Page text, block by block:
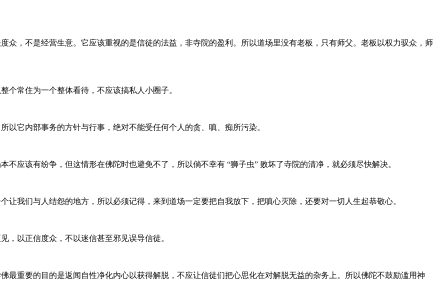
众，不是经营生意。它应该重视的是信徒的法益，非寺院的盈利。所以道场里没有老板，只有师父。老板以权力驭众，师
个常住为一个整体看待，不应该搞私人小圈子。
它内部事务的方针与行事，绝对不能受任何个人的贪、嗔、痴所污染。
应该有纷争，但这情形在佛陀时也避免不了，所以倘不幸有 “狮子虫” 败坏了寺院的清净，就必须尽快解决。
让我们与人结怨的地方，所以必须记得，来到道场一定要把自我放下，把嗔心灭除，还要对一切人生起恭敬心。
，以正信度众，不以迷信甚至邪见误导信徒。
最重要的目的是返闻自性净化内心以获得解脱，不应让信徒们把心思化在对解脱无益的杂务上。所以佛陀不鼓励滥用神